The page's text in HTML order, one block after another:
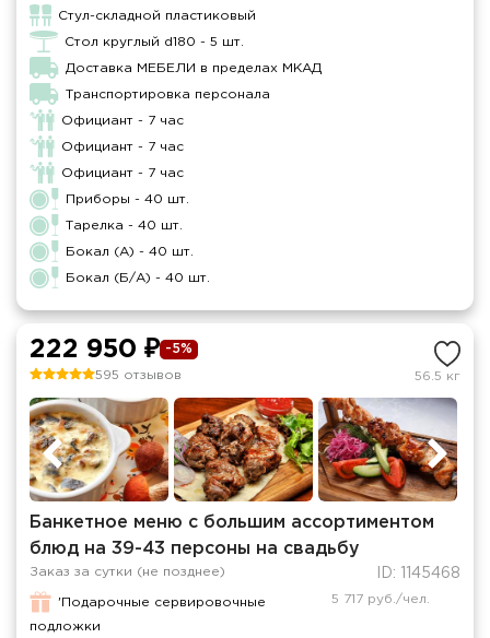
Стул-складной пластиковый
Стол круглый d180 - 5 шт.
Доставка МЕБЕЛИ в пределах МКАД
Транспортировка персонала
Официант - 7 час
Официант - 7 час
Официант - 7 час
Приборы - 40 шт.
Тарелка - 40 шт.
Бокал (А) - 40 шт.
Бокал (Б/А) - 40 шт.
222 950 ₽ -5%
595 отзывов 56.5 кг
Банкетное меню с большим ассортиментом
блюд на 39-43 персоны на свадьбу
Заказ за сутки (не позднее) ID: 1145468
'Подарочные сервировочные
подложки
5 717 руб./чел.